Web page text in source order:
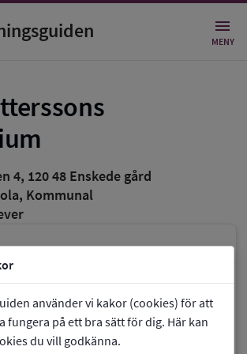
använder vi kakor (cookies) för att
fungera på ett bra sätt för dig. Här kan
du vill godkänna.
MENY
4, 12048 Enskede gård
, Kommunal
skolan?
50838350